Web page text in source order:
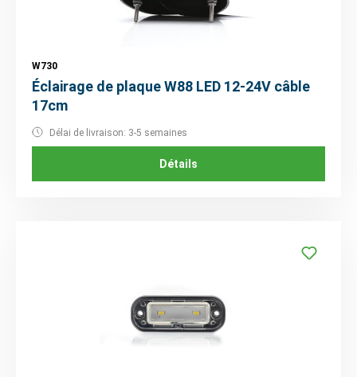
W730
Éclairage de plaque W88 LED 12-24V câble
17cm
Délai de livraison: 3-5 semaines
Détails